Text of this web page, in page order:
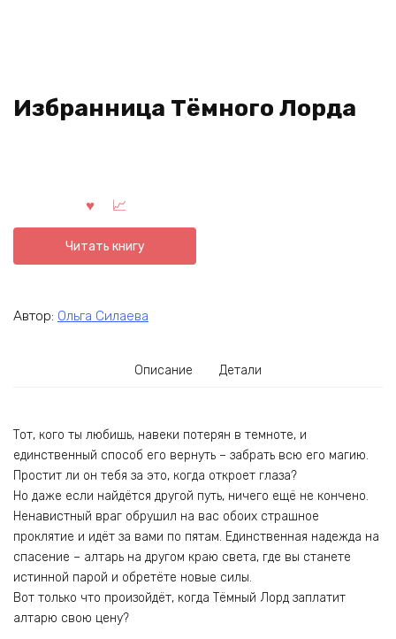
Избранница Тёмного Лорда
Читать книгу
Автор: Ольга Силаева
Описание Детали
Тот, кого ты любишь, навеки потерян в темноте, и
единственный способ его вернуть – забрать всю его магию.
Простит ли он тебя за это, когда откроет глаза?
Но даже если найдётся другой путь, ничего ещё не кончено.
Ненавистный враг обрушил на вас обоих страшное
проклятие и идёт за вами по пятам. Единственная надежда на
спасение – алтарь на другом краю света, где вы станете
истинной парой и обретёте новые силы.
Вот только что произойдёт, когда Тёмный Лорд заплатит
алтарю свою цену?